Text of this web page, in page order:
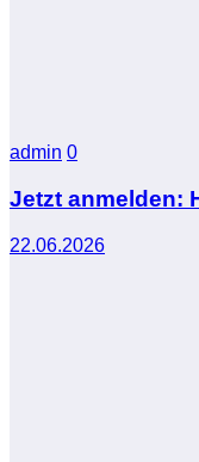
admin 0
Jetzt anmelden:
22.06.2026